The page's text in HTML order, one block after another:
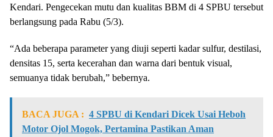
Kendari. Pengecekan mutu dan kualitas BBM di 4 SPBU tersebut
berlangsung pada Rabu (5/3).
“Ada beberapa parameter yang diuji seperti kadar sulfur, destilasi,
densitas 15, serta kecerahan dan warna dari bentuk visual,
semuanya tidak berubah,” bebernya.
BACA JUGA : 4 SPBU di Kendari Dicek Usai Heboh
Motor Ojol Mogok, Pertamina Pastikan Aman